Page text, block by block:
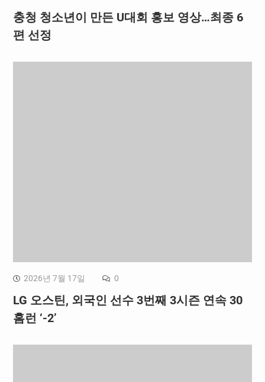
충청 청소년이 만든 U대회 홍보 영상…최종 6
편 선정
2026년 7월 17일 0
LG 오스틴, 외국인 선수 3번째 3시즌 연속 30
홈런 ‘-2’